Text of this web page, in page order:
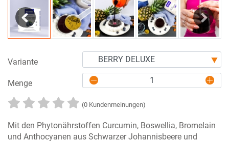
Previous Next
Variante
Menge
(0 Kundenmeinungen)
Mit den Phytonährstoffen Curcumin, Boswellia, Bromelain
und Anthocyanen aus Schwarzer Johannisbeere und